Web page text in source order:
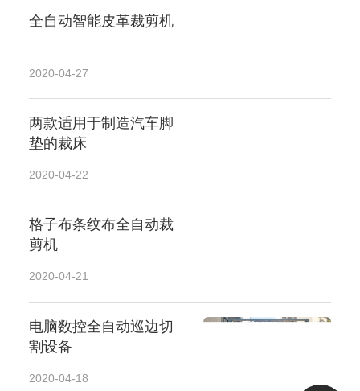
全自动智能皮革裁剪机
2020-04-27
两款适用于制造汽车脚
垫的裁床
2020-04-22
格子布条纹布全自动裁
剪机
2020-04-21
电脑数控全自动巡边切
割设备
2020-04-18